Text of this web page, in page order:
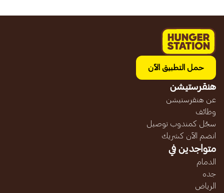
حمل التطبيق الآن
هنقرستيشن
عن هنقرستيشن
وظائف
سجّل كمندوب توصيل
انضم الآن كشريك
متواجدين في
الدمام
جده
الرياض